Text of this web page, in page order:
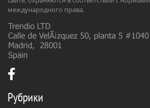
международного права.
Рубрики